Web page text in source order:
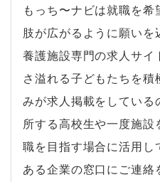
もっち〜ナビは就職を
肢が広がるように願い
養護施設専門の求人サ
さ溢れる子どもたちを
みが求人掲載をしている
所する高校生や一度施
職を目指す場合に活用
ある企業の窓口にご連絡